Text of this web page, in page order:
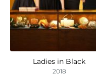
Ladies in Black
2018